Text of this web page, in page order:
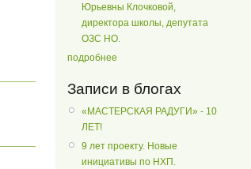
Юрьевны Клочковой,
директора школы, депутата
ОЗС НО.
подробнее
Записи в блогах
«МАСТЕРСКАЯ РАДУГИ» - 10
ЛЕТ!
9 лет проекту. Новые
инициативы по НХП.